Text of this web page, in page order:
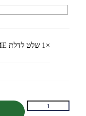
×1 שלט לדלת HOME בעיצוב אישי